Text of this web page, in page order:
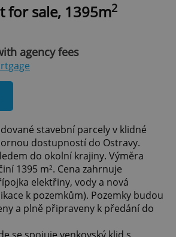
for sale, 1395m2
agency fees
stavební parcely v klidné
dostupností do Ostravy.
do okolní krajiny. Výměra
1395 m². Cena zahrnuje
elektřiny, vody a nová
k pozemkům). Pozemky budou
a plně připraveny k předání do